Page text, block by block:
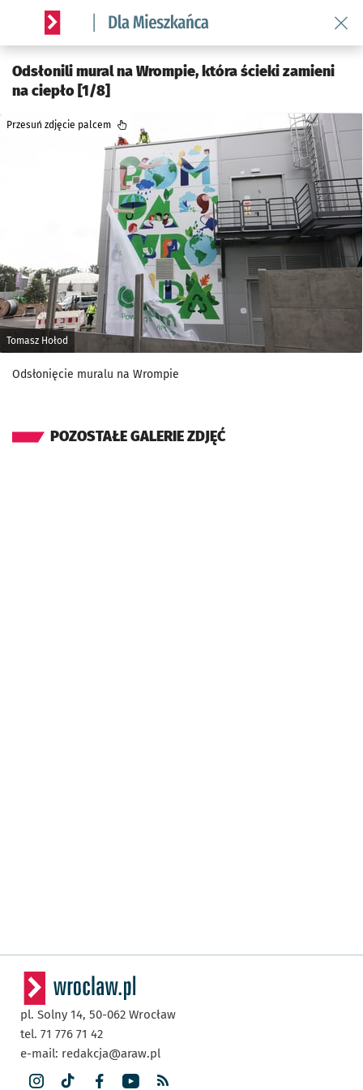
Serwis informacyjny wroclaw.pl podserwis: Dla mieszkańca
Odsłonili mural na Wrompie, która ścieki zamieni
na ciepło [1/8]
Tomasz Hołod
Przesuń zdjęcie palcem
Odsłonięcie muralu na Wrompie
POZOSTAŁE GALERIE ZDJĘĆ
pl. Solny 14, 50-062 Wrocław
tel. 71 776 71 42
e-mail: redakcja@araw.pl